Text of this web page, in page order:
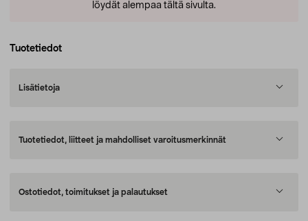
löydät alempaa tältä sivulta.
Tuotetiedot
Lisätietoja
Tuotetiedot, liitteet ja mahdolliset varoitusmerkinnät
Ostotiedot, toimitukset ja palautukset